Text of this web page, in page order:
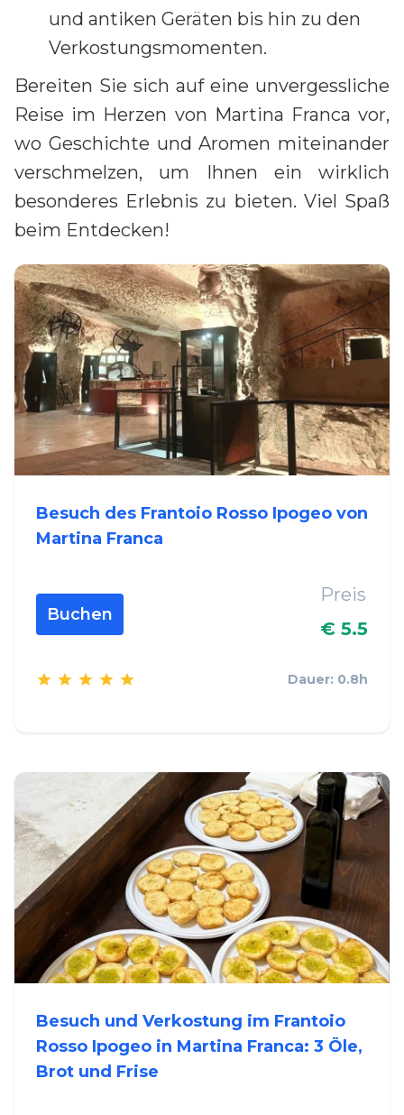
und antiken Geräten bis hin zu den
Verkostungsmomenten.
Bereiten Sie sich auf eine unvergessliche
Reise im Herzen von Martina Franca vor,
wo Geschichte und Aromen miteinander
verschmelzen, um Ihnen ein wirklich
besonderes Erlebnis zu bieten. Viel Spaß
beim Entdecken!
Besuch des Frantoio Rosso Ipogeo von
Martina Franca
Buchen
Preis
€ 5.5
Dauer: 0.8h
Besuch und Verkostung im Frantoio
Rosso Ipogeo in Martina Franca: 3 Öle,
Brot und Frise